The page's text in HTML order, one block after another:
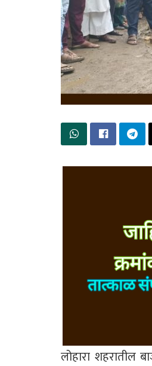
लोहारा शहरातील